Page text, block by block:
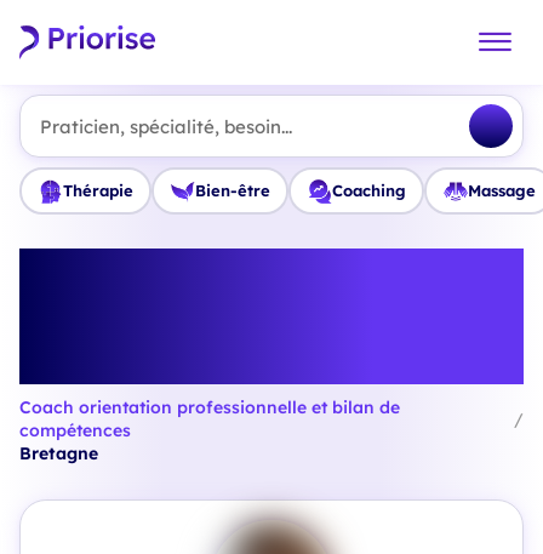
Praticien, spécialité, besoin...
Thérapie Bien-être Coaching Massage
Coach orientation professionnelle et bilan de
compétences
/
Bretagne